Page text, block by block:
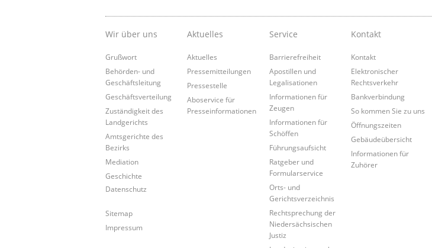
Wir über uns
Grußwort
Behörden- und
Geschäftsleitung
Geschäftsverteilung
Zuständigkeit des
Landgerichts
Amtsgerichte des
Bezirks
Mediation
Geschichte
Datenschutz
Sitemap
Impressum
Aktuelles
Aktuelles
Pressemitteilungen
Pressestelle
Aboservice für
Presseinformationen
Service
Barrierefreiheit
Apostillen und
Legalisationen
Informationen für
Zeugen
Informationen für
Schöffen
Führungsaufsicht
Ratgeber und
Formularservice
Orts- und
Gerichtsverzeichnis
Rechtsprechung der
Niedersächsischen
Justiz
Kontakt
Kontakt
Elektronischer
Rechtsverkehr
Bankverbindung
So kommen Sie zu uns
Öffnungszeiten
Gebäudeübersicht
Informationen für
Zuhörer